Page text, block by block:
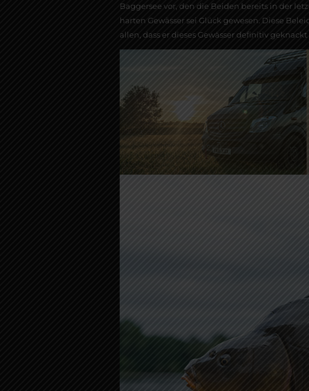
Baggersee vor, den die Beiden bereits in der
harten Gewässer sei Glück gewesen. Diese
allen, dass er dieses Gewässer definitiv geknackt